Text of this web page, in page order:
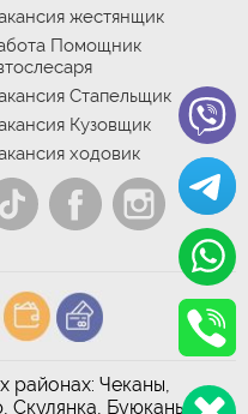
жестянщик
Помощник
Стапельщик
Кузовщик
ходовик
районах: Чеканы,
Скулянка, Буюканы